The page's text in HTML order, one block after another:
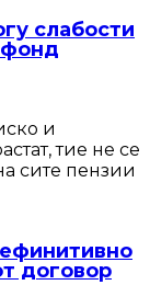
слабости
фонд
и
тие не се
сите пензии
договор